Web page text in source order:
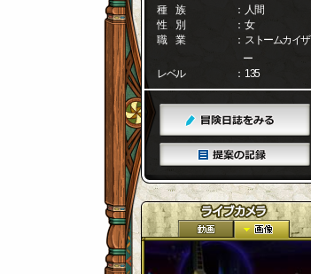
種 族
： 人間
性 別
： 女
職 業
： ストームカイザ
ー
レベル
： 135